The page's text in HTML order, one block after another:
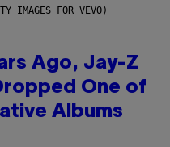
IMAGES FOR VEVO)
Ago, Jay-Z
One of
Albums